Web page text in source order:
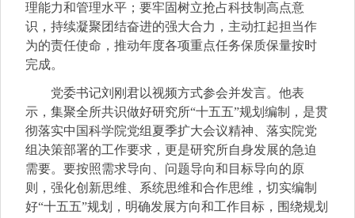
理能力和管理水平；要牢固树立抢占科技制高点意
识，持续凝聚团结奋进的强大合力，主动扛起担当作
为的责任使命，推动年度各项重点任务保质保量按时
完成。
党委书记刘刚君以视频方式参会并发言。他表
示，集聚全所共识做好研究所“十五五”规划编制，是贯
彻落实中国科学院党组 夏季扩大会议精神、落实院党
组决策部署的工作要求，更是研究所自身发展的急迫
需要。要按照需求导向、问题导向和目标导向的原
则，强化创新思维、系统思维和合作思维，切实编制
好“十五五”规划，明确发展方向和工作目标，围绕规划